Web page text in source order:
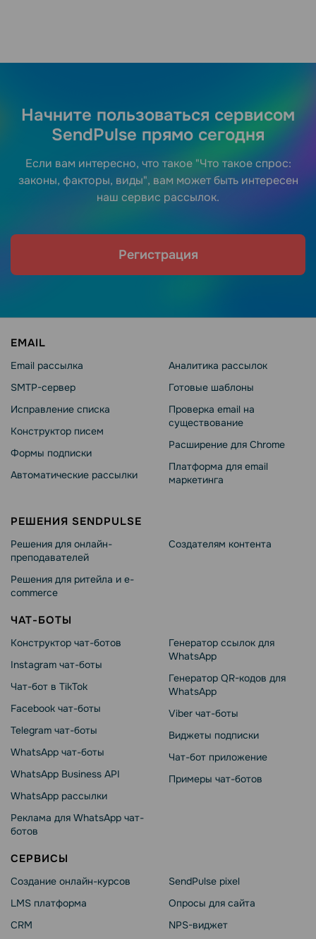
Начните пользоваться сервисом
SendPulse прямо сегодня
Если вам интересно, что такое "Что такое спрос:
законы, факторы, виды", вам может быть интересен
наш сервис рассылок.
Регистрация
EMAIL
Email рассылка
SMTP-сервер
Исправление списка
Конструктор писем
Формы подписки
Автоматические рассылки
Аналитика рассылок
Готовые шаблоны
Проверка email на
существование
Расширение для Chrome
Платформа для email
маркетинга
РЕШЕНИЯ SENDPULSE
Решения для онлайн-
преподавателей
Решения для ритейла и e-
commerce
Создателям контента
ЧАТ-БОТЫ
Конструктор чат-ботов
Instagram чат-боты
Чат-бот в TikTok
Facebook чат-боты
Telegram чат-боты
WhatsApp чат-боты
WhatsApp Business API
WhatsApp рассылки
Реклама для WhatsApp чат-
ботов
Генератор ссылок для
WhatsApp
Генератор QR-кодов для
WhatsApp
Viber чат-боты
Виджеты подписки
Чат-бот приложение
Примеры чат-ботов
СЕРВИСЫ
Создание онлайн-курсов
LMS платформа
CRM
SendPulse pixel
Опросы для сайта
NPS-виджет